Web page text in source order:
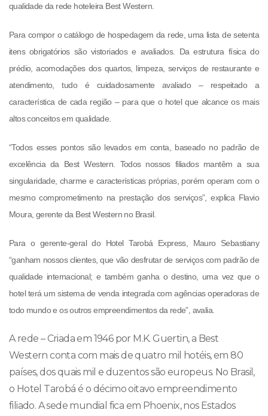
qualidade da rede hoteleira Best Western.
Para compor o catálogo de hospedagem da rede, uma lista de setenta
itens obrigatórios são vistoriados e avaliados. Da estrutura física do
prédio, acomodações dos quartos, limpeza, serviços de restaurante e
atendimento, tudo é cuidadosamente avaliado – respeitado a
característica de cada região – para que o hotel que alcance os mais
altos conceitos em qualidade.
“Todos esses pontos são levados em conta, baseado no padrão de
excelência da Best Western. Todos nossos filiados mantêm a sua
singularidade, charme e características próprias, porém operam com o
mesmo comprometimento na prestação dos serviços”, explica Flavio
Moura, gerente da Best Western no Brasil.
Para o gerente-geral do Hotel Tarobá Express, Mauro Sebastiany
“ganham nossos clientes, que vão desfrutar de serviços com padrão de
qualidade internacional; e também ganha o destino, uma vez que o
hotel terá um sistema de venda integrada com agências operadoras de
todo mundo e os outros empreendimentos da rede”, avalia.
A rede – Criada em 1946 por M.K. Guertin, a Best
Western conta com mais de quatro mil hotéis, em 80
países, dos quais mil e duzentos são europeus. No Brasil,
o Hotel Tarobá é o décimo oitavo empreendimento
filiado. A sede mundial fica em Phoenix, nos Estados